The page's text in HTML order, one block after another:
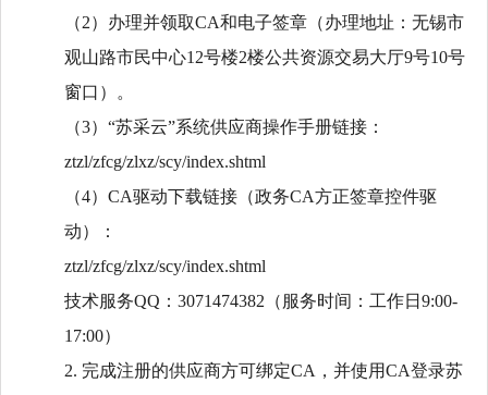
（2）办理并领取CA和电子签章（办理地址：无锡市
观山路市民中心12号楼2楼公共资源交易大厅9号10号
窗口）。
（3）“苏采云”系统供应商操作手册链接：
ztzl/zfcg/zlxz/scy/index.shtml
（4）CA驱动下载链接（政务CA方正签章控件驱
动）：
ztzl/zfcg/zlxz/scy/index.shtml
技术服务QQ：3071474382（服务时间：工作日9:00-
17:00）
2. 完成注册的供应商方可绑定CA，并使用CA登录苏